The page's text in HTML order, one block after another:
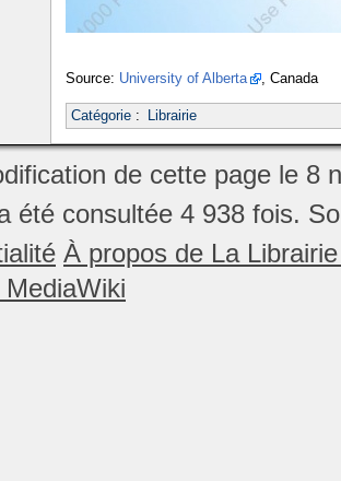
Source: University of Alberta , Canada
Catégorie: Librairie
de cette page le 8
été consultée 4 938 fois.
À propos de La